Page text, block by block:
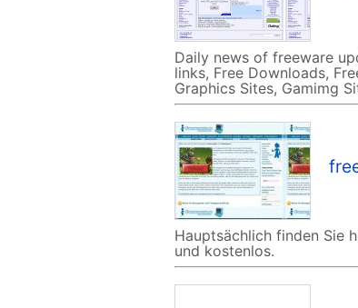
Daily news of freeware
links, Free Downloads,
Graphics Sites, Gamimg
Hauptsächlich finden Sie
und kostenlos.